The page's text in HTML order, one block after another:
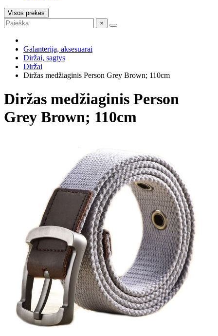
Visos prekės
×
Galanterija, aksesuarai
Diržai, sagtys
Diržai
Diržas medžiaginis Person Grey Brown; 110cm
Diržas medžiaginis Person
Grey Brown; 110cm